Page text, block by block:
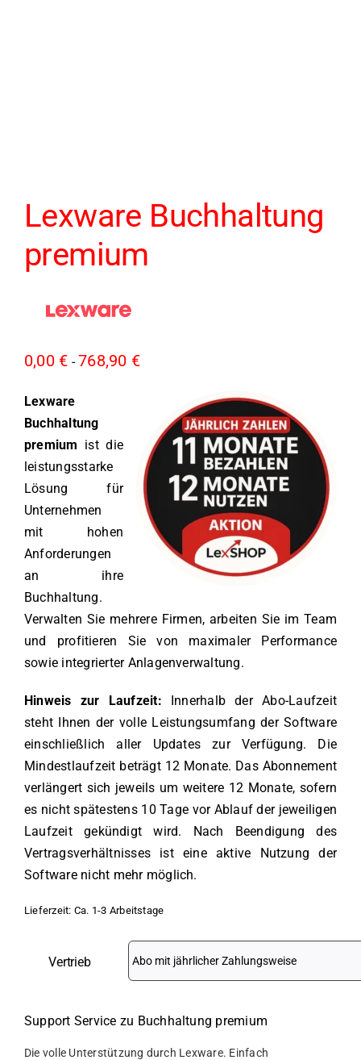
Lexware Buchhaltung
premium
0,00 € -768,90 €
Lexware
Buchhaltung
premium ist die
leistungsstarke
Lösung für
Unternehmen
mit hohen
Anforderungen
an ihre
Buchhaltung.
Verwalten Sie mehrere Firmen, arbeiten Sie im Team
und profitieren Sie von maximaler Performance
sowie integrierter Anlagenverwaltung.
Hinweis zur Laufzeit: Innerhalb der Abo-Laufzeit
steht Ihnen der volle Leistungsumfang der Software
einschließlich aller Updates zur Verfügung. Die
Mindestlaufzeit beträgt 12 Monate. Das Abonnement
verlängert sich jeweils um weitere 12 Monate, sofern
es nicht spätestens 10 Tage vor Ablauf der jeweiligen
Laufzeit gekündigt wird. Nach Beendigung des
Vertragsverhältnisses ist eine aktive Nutzung der
Software nicht mehr möglich.
Lieferzeit: Ca. 1-3 Arbeitstage
Vertrieb
Support Service zu Buchhaltung premium
Die volle Unterstützung durch Lexware. Einfach